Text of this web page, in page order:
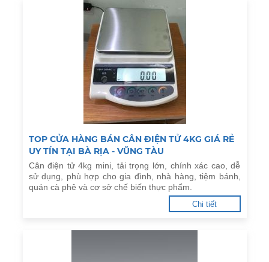
TOP CỬA HÀNG BÁN CÂN ĐIỆN TỬ 4KG GIÁ RẺ
UY TÍN TẠI BÀ RỊA - VŨNG TÀU
Cân điện tử 4kg mini, tải trọng lớn, chính xác cao, dễ
sử dụng, phù hợp cho gia đình, nhà hàng, tiệm bánh,
quán cà phê và cơ sở chế biến thực phẩm.
Chi tiết